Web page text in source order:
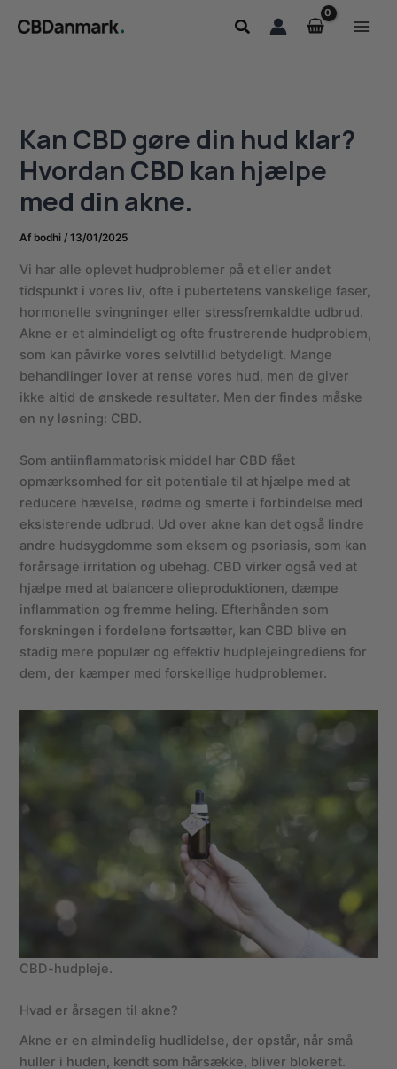
Søg
Kan CBD gøre din hud klar?
Hvordan CBD kan hjælpe
med din akne.
Af bodhi/13/01/2025
Vi har alle oplevet hudproblemer på et eller andet
tidspunkt i vores liv, ofte i pubertetens vanskelige faser,
hormonelle svingninger eller stressfremkaldte udbrud.
Akne er et almindeligt og ofte frustrerende hudproblem,
som kan påvirke vores selvtillid betydeligt. Mange
behandlinger lover at rense vores hud, men de giver
ikke altid de ønskede resultater. Men der findes måske
en ny løsning: CBD.
Som antiinflammatorisk middel har CBD fået
opmærksomhed for sit potentiale til at hjælpe med at
reducere hævelse, rødme og smerte i forbindelse med
eksisterende udbrud. Ud over akne kan det også lindre
andre hudsygdomme som eksem og psoriasis, som kan
forårsage irritation og ubehag. CBD virker også ved at
hjælpe med at balancere olieproduktionen, dæmpe
inflammation og fremme heling. Efterhånden som
forskningen i fordelene fortsætter, kan CBD blive en
stadig mere populær og effektiv hudplejeingrediens for
dem, der kæmper med forskellige hudproblemer.
CBD-hudpleje.
Hvad er årsagen til akne?
Akne er en almindelig hudlidelse, der opstår, når små
huller i huden, kendt som hårsække, bliver blokeret.